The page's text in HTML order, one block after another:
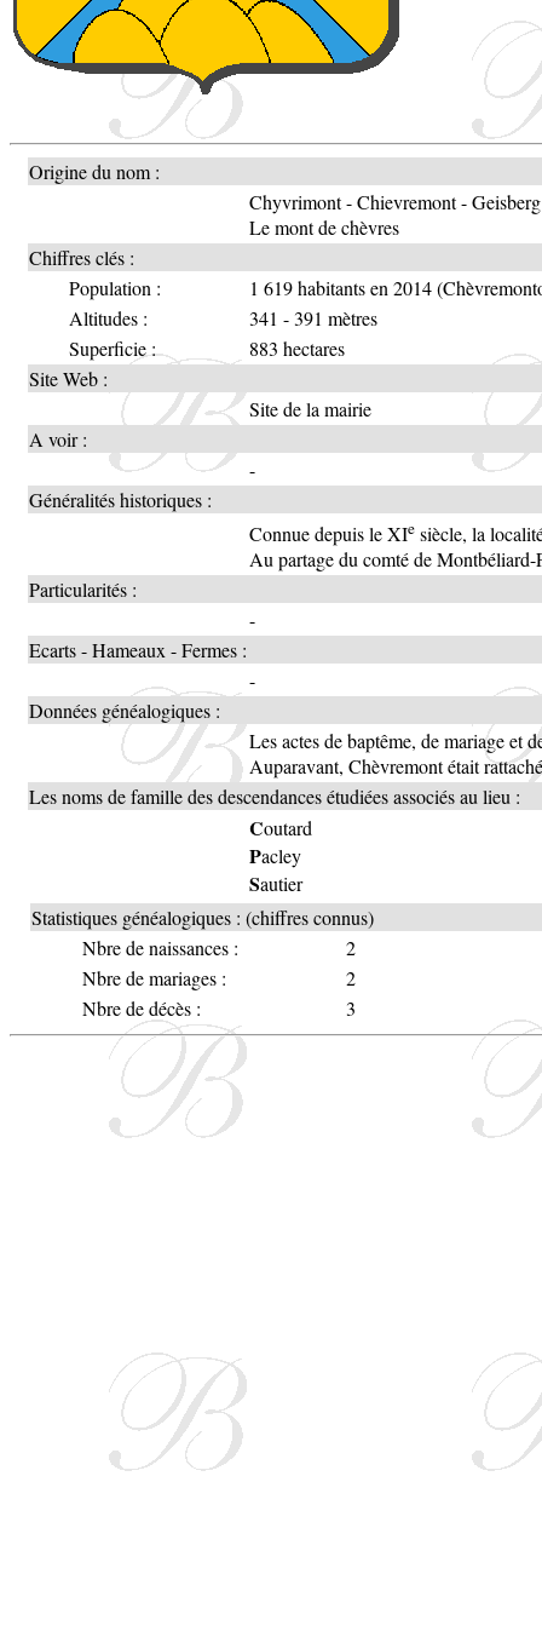
Origine du nom :
Chyvrimont - Chievremont -
Le mont de chèvres
Chiffres clés :
Population :
1 619 habitants en 2014
Altitudes :
341 - 391 mètres
Superficie :
883 hectares
Site Web :
Site de la mairie
A voir :
-
Généralités historiques :
Connue depuis le XIe siècle, la
Au partage du comté de
Particularités :
-
Ecarts - Hameaux - Fermes :
-
Données généalogiques :
Les actes de baptême, de mariage et
Auparavant, Chèvremont était
Les noms de famille des descendances étudiées associés au lieu :
Coutard
Pacley
Sautier
Statistiques généalogiques : (chiffres connus)
Nbre de naissances :
2
Nbre de mariages :
2
Nbre de décès :
3